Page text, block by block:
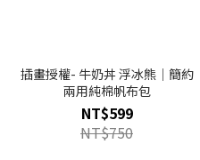
插畫授權- 牛奶丼 浮冰熊｜簡約
兩用純棉帆布包
NT$599
NT$750